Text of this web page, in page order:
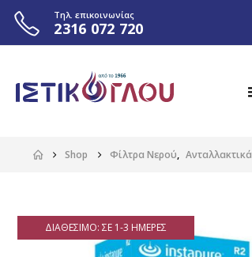
Τηλ. επικοινωνίας
2316 072 720
Shop Φίλτρα Νερού, Ανταλλακτικά
ΔΙΑΘΈΣΙΜΟ: ΣΕ 1-3 ΗΜΈΡΕΣ